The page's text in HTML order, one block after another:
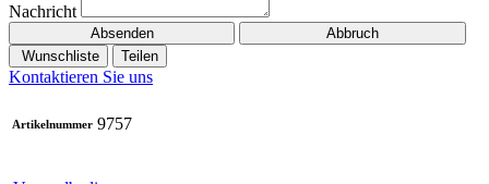
Nachricht
Absenden
Abbruch
Wunschliste
Teilen
Kontaktieren Sie uns
Artikelnummer 9757